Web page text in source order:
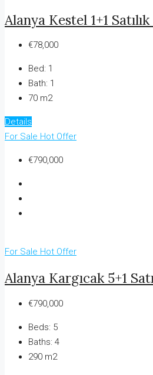
Alanya Kestel 1+1
€78,000
Bed: 1
Bath: 1
70 m2
Details
For Sale Hot Offer
€790,000
For Sale Hot Offer
Alanya Kargıcak 5+1
€790,000
Beds: 5
Baths: 4
290 m2